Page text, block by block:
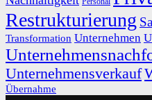
Restrukturierung
Transformation Unternehmen
Unternehmensverkauf
Übernahme